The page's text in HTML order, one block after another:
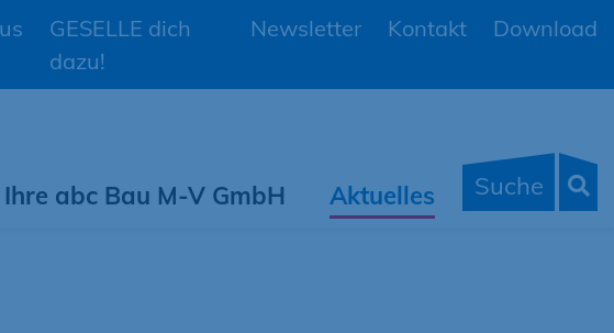
GESELLE dich
dazu!
Newsletter Kontakt Download
Ihre abc Bau M-V GmbH Aktuelles Suche